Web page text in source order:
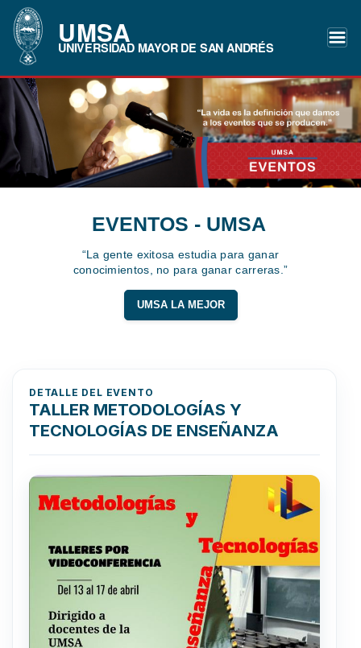
UMSA
UNIVERSIDAD MAYOR DE SAN ANDRÉS
EVENTOS - UMSA
“La gente exitosa estudia para ganar
conocimientos, no para ganar carreras.”
UMSA LA MEJOR
DETALLE DEL EVENTO
TALLER METODOLOGÍAS Y
TECNOLOGÍAS DE ENSEÑANZA